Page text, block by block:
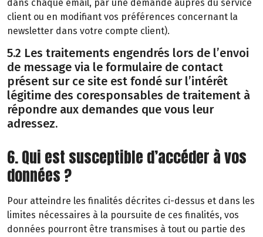
dans chaque email, par une demande auprès du service
client ou en modifiant vos préférences concernant la
newsletter dans votre compte client).
5.2 Les traitements engendrés lors de l’envoi
de message via le formulaire de contact
présent sur ce site est fondé sur l’intérêt
légitime des coresponsables de traitement à
répondre aux demandes que vous leur
adressez.
6. Qui est susceptible d’accéder à vos
données ?
Pour atteindre les finalités décrites ci-dessus et dans les
limites nécessaires à la poursuite de ces finalités, vos
données pourront être transmises à tout ou partie des